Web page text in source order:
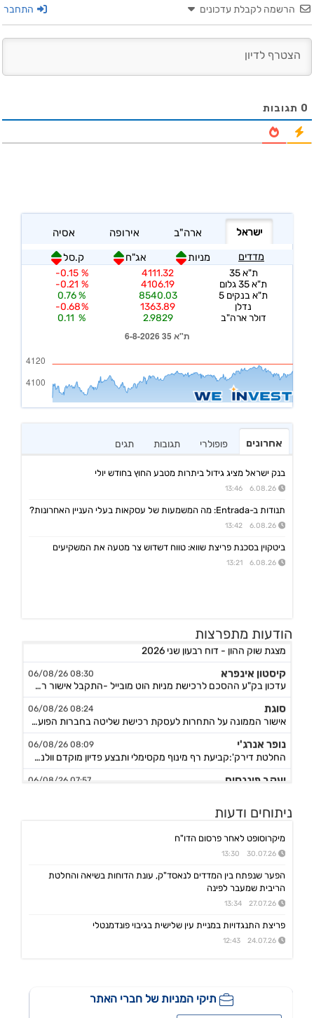
הרשמה לקבלת עדכונים התחבר
0 תגובות
אחרונים פופולרי תגובות תגים
בנק ישראל מציג גידול ביתרות מטבע החוץ בחודש יולי
6.08.26 13:46
תנודות ב-Entrada: מה המשמעות של עסקאות בעלי העניין האחרונות?
6.08.26 13:42
ביטקוין בסכנת פריצת שווא: טווח דשדוש צר מטעה את המשקיעים
6.08.26 13:21
הודעות מתפרצות
גולף
קיסטון אינפרא
עדכון בק"ע ההסכם לרכישת מניות הוט מובייל -התקבל אישור רשות התחרות לביצוע העסקה
סוגת 08:24 06/08/26
נופר אנרג'י 08:09 06/08/26
החלטת דירק':קביעת רף מינוף מקסימלי ותבצע פדיון מוקדם וולנטרי של אגח א ו-ה
יעקב פיננסים
אינפליי
פינרג'י
תאת טכנולוגיות 14:17 05/08/26
6K -מצגת משקיעים - אוגוסט 2026
מצגת החברה
ניתוחים ודעות
מיקרוסופט לאחר פרסום הדו"ח
30.07.26 13:30
הפער שנפתח בין המדדים לנאסד"ק, עונת הדוחות בשיאה והחלטת
הריבית שמעבר לפינה
27.07.26 13:34
פריצת התנגדויות במניית עין שלישית בגיבוי פונדמנטלי
24.07.26 12:43